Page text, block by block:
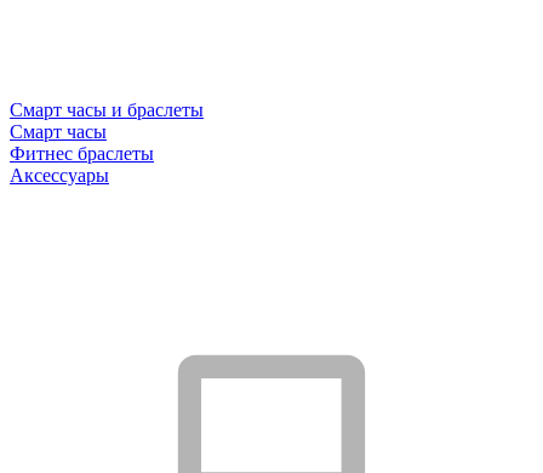
Смарт часы и браслеты
Смарт часы
Фитнес браслеты
Аксессуары